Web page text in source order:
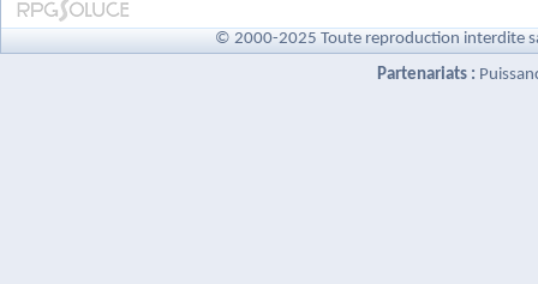
© 2000-2025 Toute reproduction interdite
Partenariats :